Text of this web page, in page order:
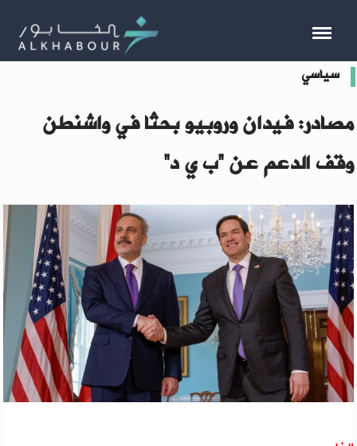
سياسي
مصادر: فيدان وروبيو بحثا في واشنطن
وقف الدعم عن “ب ي د”